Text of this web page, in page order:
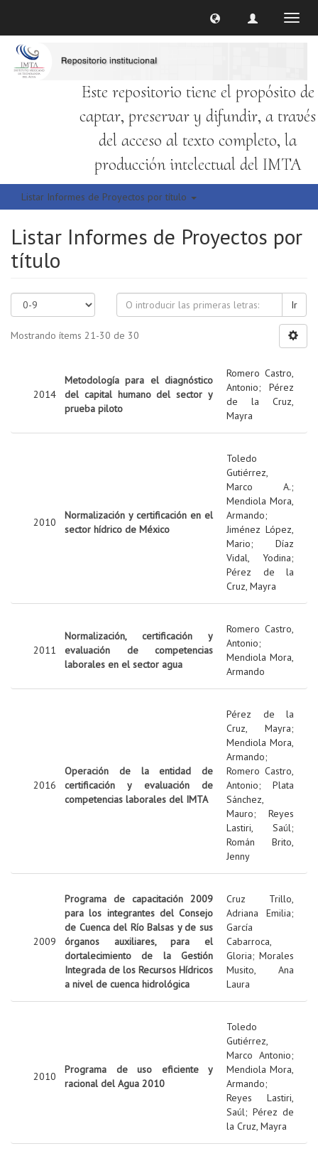
Este repositorio tiene el propósito de
captar, preservar y difundir, a través
del acceso al texto completo, la
producción intelectual del IMTA
Listar Informes de Proyectos por título
Listar Informes de Proyectos por
título
Ir
Mostrando ítems 21-30 de 30
2014
Metodología para el diagnóstico
del capital humano del sector y
prueba piloto
Romero Castro,
Antonio; Pérez
de la Cruz,
Mayra
2010
Normalización y certificación en el
sector hídrico de México
Toledo
Gutiérrez,
Marco A.;
Mendiola Mora,
Armando;
Jiménez López,
Mario; Díaz
Vidal, Yodina;
Pérez de la
Cruz, Mayra
2011
Normalización, certificación y
evaluación de competencias
laborales en el sector agua
Romero Castro,
Antonio;
Mendiola Mora,
Armando
2016
Operación de la entidad de
certificación y evaluación de
competencias laborales del IMTA
Pérez de la
Cruz, Mayra;
Mendiola Mora,
Armando;
Romero Castro,
Antonio; Plata
Sánchez,
Mauro; Reyes
Lastiri, Saúl;
Román Brito,
Jenny
2009
Programa de capacitación 2009
para los integrantes del Consejo
de Cuenca del Río Balsas y de sus
órganos auxiliares, para el
dortalecimiento de la Gestión
Integrada de los Recursos Hídricos
a nivel de cuenca hidrológica
Cruz Trillo,
Adriana Emilia;
García
Cabarroca,
Gloria; Morales
Musito, Ana
Laura
2010
Programa de uso eficiente y
racional del Agua 2010
Toledo
Gutiérrez,
Marco Antonio;
Mendiola Mora,
Armando;
Reyes Lastiri,
Saúl; Pérez de
la Cruz, Mayra